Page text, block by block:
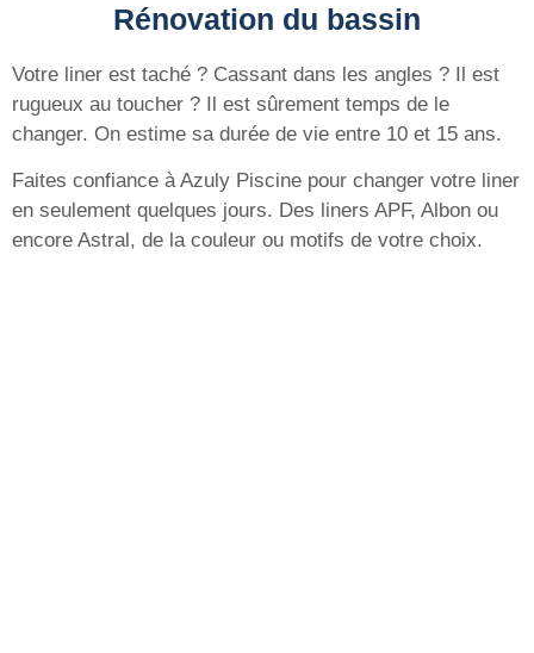
Rénovation du bassin
Votre liner est taché ? Cassant dans les angles ? Il est
rugueux au toucher ? Il est sûrement temps de le
changer. On estime sa durée de vie entre 10 et 15 ans.
Faites confiance à Azuly Piscine pour changer votre liner
en seulement quelques jours. Des liners APF, Albon ou
encore Astral, de la couleur ou motifs de votre choix.